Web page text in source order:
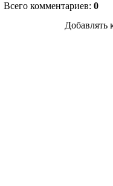
Всего комментариев: 0
Добавлять